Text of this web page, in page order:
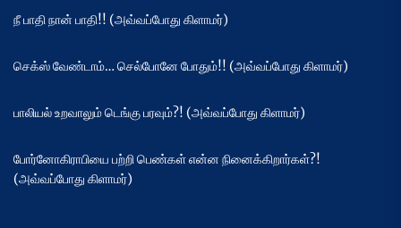
நீ பாதி நான் பாதி!! (அவ்வப்போது கிளாமர்)
செக்ஸ் வேண்டாம்… செல்போனே போதும்!! (அவ்வப்போது கிளாமர்)
பாலியல் உறவாலும் டெங்கு பரவும்?! (அவ்வப்போது கிளாமர்)
போர்னோகிராபியை பற்றி பெண்கள் என்ன நினைக்கிறார்கள்?!
(அவ்வப்போது கிளாமர்)